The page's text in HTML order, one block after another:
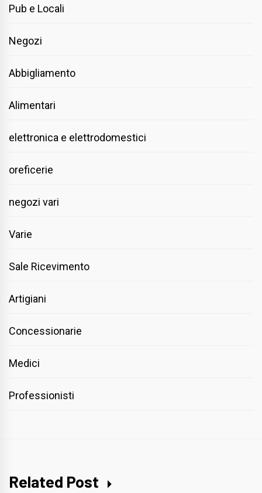
Pub e Locali
Negozi
Abbigliamento
Alimentari
elettronica e elettrodomestici
oreficerie
negozi vari
Varie
Sale Ricevimento
Artigiani
Concessionarie
Medici
Professionisti
Related Post